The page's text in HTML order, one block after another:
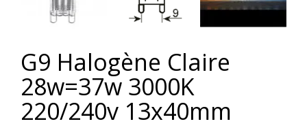
G9 Halogène Claire
28w=37w 3000K
220/240v 13x40mm